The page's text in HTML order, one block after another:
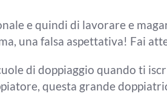
e quindi di lavorare e
una falsa aspettativa! Fai
di doppiaggioquando ti
questa grande